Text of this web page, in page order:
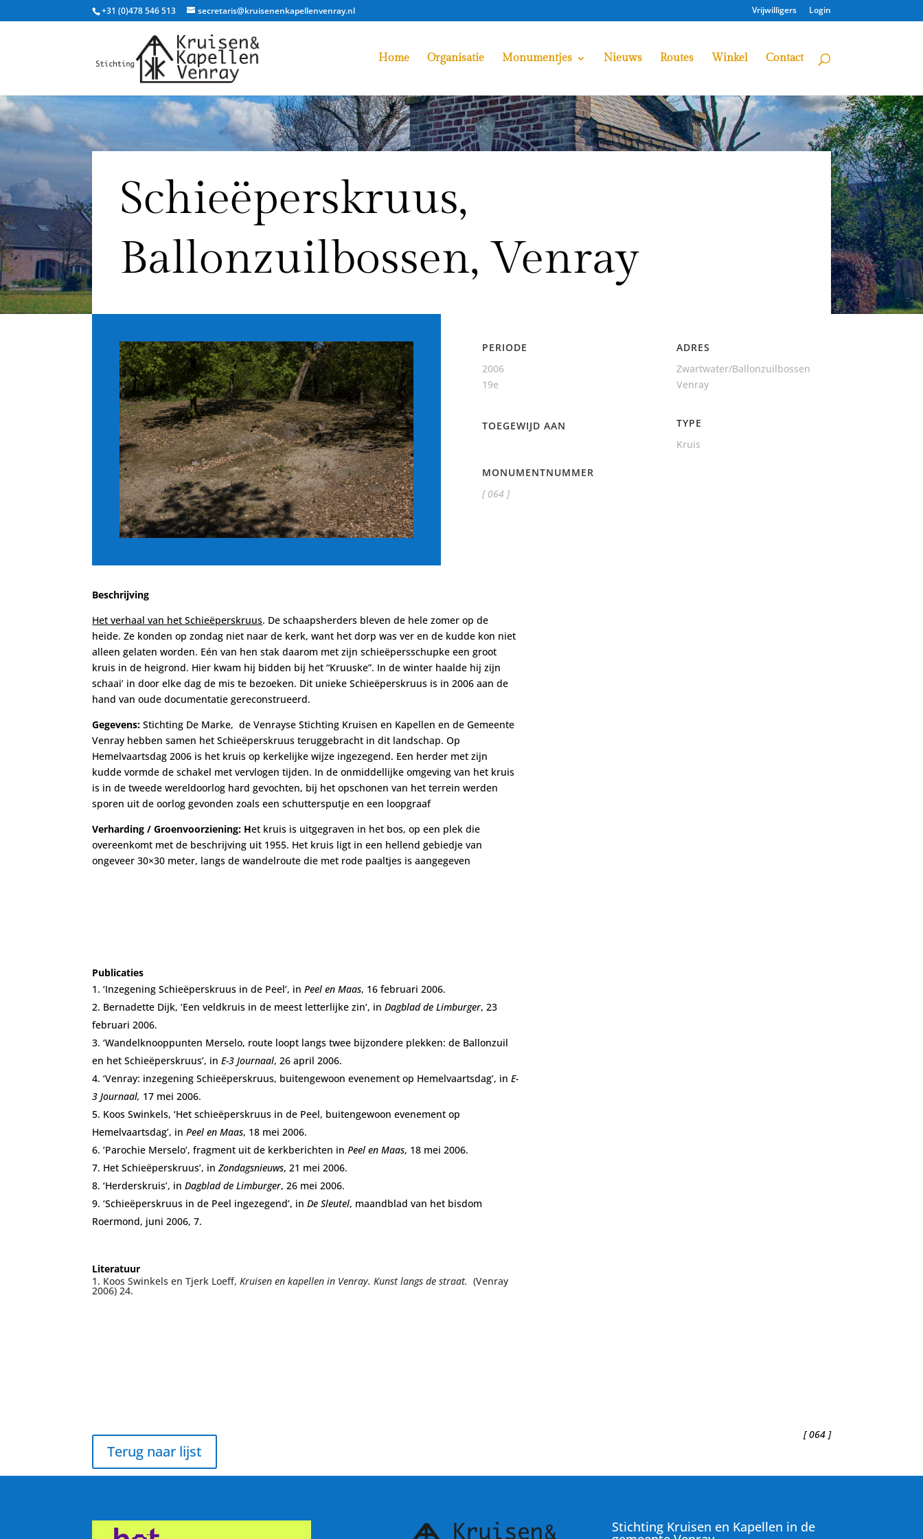
+31 (0)478 546 513 secretaris@kruisenenkapellenvenray.nl Vrijwilligers Login
Home Organisatie Monumentjes Nieuws Routes Winkel Contact
Schieëperskruus,
Ballonzuilbossen, Venray
PERIODE
2006
19e
TOEGEWIJD AAN
MONUMENTNUMMER
[ 064 ]
ADRES
Zwartwater/Ballonzuilbossen
Venray
TYPE
Kruis
Beschrijving
Het verhaal van het Schieëperskruus. De schaapsherders bleven de hele zomer op de
heide. Ze konden op zondag niet naar de kerk, want het dorp was ver en de kudde kon niet
alleen gelaten worden. Eén van hen stak daarom met zijn schieëpersschupke een groot
kruis in de heigrond. Hier kwam hij bidden bij het “Kruuske”. In de winter haalde hij zijn
schaai’ in door elke dag de mis te bezoeken. Dit unieke Schieëperskruus is in 2006 aan de
hand van oude documentatie gereconstrueerd.
Gegevens:Stichting De Marke, de Venrayse Stichting Kruisen en Kapellen en de Gemeente
Venray hebben samen het Schieëperskruus teruggebracht in dit landschap. Op
Hemelvaartsdag 2006 is het kruis op kerkelijke wijze ingezegend. Een herder met zijn
kudde vormde de schakel met vervlogen tijden. In de onmiddellijke omgeving van het kruis
is in de tweede wereldoorlog hard gevochten, bij het opschonen van het terrein werden
sporen uit de oorlog gevonden zoals een schuttersputje en een loopgraaf
Verharding / Groenvoorziening: Het kruis is uitgegraven in het bos, op een plek die
overeenkomt met de beschrijving uit 1955. Het kruis ligt in een hellend gebiedje van
ongeveer 30×30 meter, langs de wandelroute die met rode paaltjes is aangegeven
Publicaties
‘Inzegening Schieëperskruus in de Peel’, inPeel en Maas, 16 februari 2006.
Bernadette Dijk, ‘Een veldkruis in de meest letterlijke zin’, inDagblad de Limburger, 23
februari 2006.
‘Wandelknooppunten Merselo, route loopt langs twee bijzondere plekken: de Ballonzuil
en het Schieëperskruus’, inE-3 Journaal, 26 april 2006.
‘Venray: inzegening Schieëperskruus, buitengewoon evenement op Hemelvaartsdag’, inE-
3 Journaal, 17 mei 2006.
Koos Swinkels, ‘Het schieëperskruus in de Peel, buitengewoon evenement op
Hemelvaartsdag’, inPeel en Maas, 18 mei 2006.
‘Parochie Merselo’, fragment uit de kerkberichten inPeel en Maas, 18 mei 2006.
Het Schieëperskruus’, inZondagsnieuws, 21 mei 2006.
‘Herderskruis’, inDagblad de Limburger, 26 mei 2006.
‘Schieëperskruus in de Peel ingezegend’, inDe Sleutel, maandblad van het bisdom
Roermond, juni 2006, 7.
Literatuur
1. Koos Swinkels en Tjerk Loeff,Kruisen en kapellen in Venray. Kunst langs de straat. (Venray
2006) 24.
Terug naar lijst
[ 064 ]
Stichting Kruisen en Kapellen in de